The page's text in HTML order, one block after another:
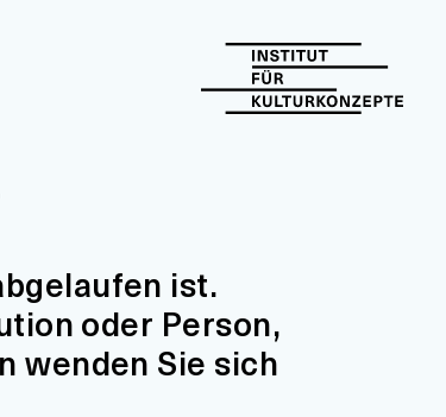
ist.
oder Person,
wenden Sie sich